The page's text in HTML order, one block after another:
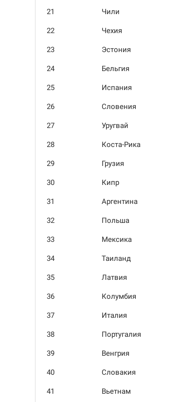
21 Чили
22 Чехия
23 Эстония
24 Бельгия
25 Испания
26 Словения
27 Уругвай
28 Коста-Рика
29 Грузия
30 Кипр
31 Аргентина
32 Польша
33 Мексика
34 Таиланд
35 Латвия
36 Колумбия
37 Италия
38 Порту­галия
39 Венгрия
40 Словакия
41 Вьетнам